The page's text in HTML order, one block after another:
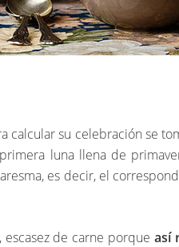
su celebración se
luna llena de
es decir, el
de carne porque así